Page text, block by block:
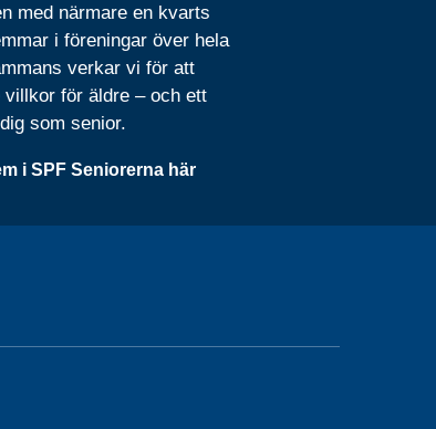
med närmare en kvarts
i föreningar över hela
verkar vi för att
villkor för äldre – och ett
som senior.
i SPF Seniorerna här